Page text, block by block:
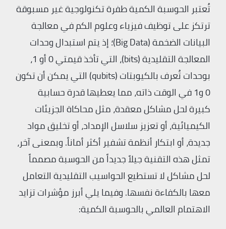
تُعتبر الحوسبة الكمية طفرة تكنولوجية غير مسبوقة
ترتكز على توظيف فيزياء وعلوم الكم في معالجة
البيانات الضخمة (Big Data)؛ إذ يتم استبدال وحدات
المعالجة التقليدية (bits)، التي تأخذ قيمتي 0 أو 1،
بوحدات تُعرف بالكيوبتات (qubits) التي يمكن أن تكون
0 و1 في الوقت ذاته، مما يعطيها قدرة حسابية
كبيرة لحل مشاكل معقدة، مثل محاكاة الجزيئات
الكيميائية، أو تعزيز سلاسل الإمداد، أو تخليق مواد
جديدة، أو ابتكار أنظمة تشفير أكثر أماناً. وبمعنى آخر،
تمثل هذه التقنية جيلاً جديداً من الحوسبة مصمماً
لحل مشاكل لا تستطيع الحواسيب التقليدية التعامل
معها بالكفاءة نفسها. وفيما يلي أبرز مؤشرات تزايد
الاهتمام العالمي بالحوسبة الكمية: